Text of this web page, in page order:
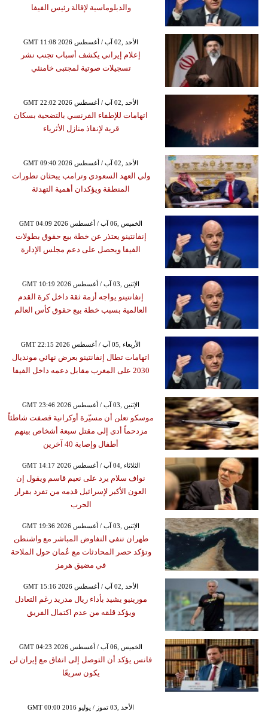
والدبلوماسية لإقالة رئيس الفيفا
GMT 11:08 2026 الأحد ,02 آب / أغسطس
إعلام إيراني يكشف أسباب تجنب نشر
تسجيلات صوتية لمجتبى خامنئي
GMT 22:02 2026 الأحد ,02 آب / أغسطس
اتهامات للإطفاء الفرنسي بالتضحية بسكان
قرية لإنقاذ منازل الأثرياء
GMT 09:40 2026 الأحد ,02 آب / أغسطس
ولي العهد السعودي وترامب يبحثان تطورات
المنطقة ويؤكدان أهمية التهدئة
GMT 04:09 2026 الخميس ,06 آب / أغسطس
إنفانتينو يعتذر عن خطة بيع حقوق بطولات
الفيفا ويحصل على دعم مجلس الإدارة
GMT 10:19 2026 الإثنين ,03 آب / أغسطس
إنفانتينو يواجه أزمة ثقة داخل كرة القدم
العالمية بسبب خطة بيع حقوق كأس العالم
GMT 22:15 2026 الأربعاء ,05 آب / أغسطس
اتهامات تطال إنفانتينو بعرض نهائي مونديال
2030 على المغرب مقابل دعمه داخل الفيفا
GMT 23:46 2026 الإثنين ,03 آب / أغسطس
موسكو تعلن أن مسيّرة أوكرانية قصفت شاطئاً
مزدحماً أدى إلى مقتل سبعة أشخاص بينهم
أطفال وإصابة 40 آخرين
GMT 14:17 2026 الثلاثاء ,04 آب / أغسطس
نواف سلام يرد على نعيم قاسم ويقول إن
العون الأكبر لإسرائيل قدمه من تفرد بقرار
الحرب
GMT 19:36 2026 الإثنين ,03 آب / أغسطس
طهران تنفي التفاوض المباشر مع واشنطن
وتؤكد حصر المحادثات مع عُمان حول الملاحة
في مضيق هرمز
GMT 15:16 2026 الأحد ,02 آب / أغسطس
مورينيو يشيد بأداء ريال مدريد رغم التعادل
ويؤكد قلقه من عدم اكتمال الفريق
GMT 04:23 2026 الخميس ,06 آب / أغسطس
فانس يؤكد أن التوصل إلى اتفاق مع إيران لن
يكون سريعًا
GMT 00:00 2016 الأحد ,03 تموز / يوليو